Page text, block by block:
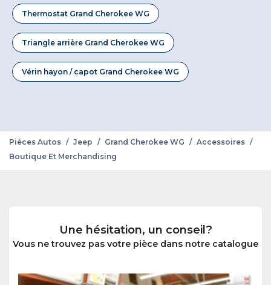
Thermostat Grand Cherokee WG
Triangle arrière Grand Cherokee WG
Vérin hayon / capot Grand Cherokee WG
Pièces Autos / Jeep / Grand Cherokee WG / Accessoires /
Boutique Et Merchandising
Une hésitation, un conseil?
Vous ne trouvez pas votre pièce dans notre catalogue